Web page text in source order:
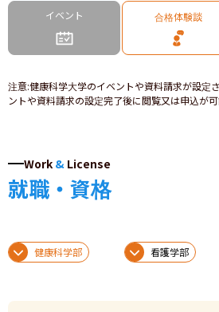
イベント 合格体験談
注意:健康科学大学のイベントや資料請求が設定
ントや資料請求の設定完了後に閲覧又は申込が可
Work & License
就職・資格
健康科学部 看護学部